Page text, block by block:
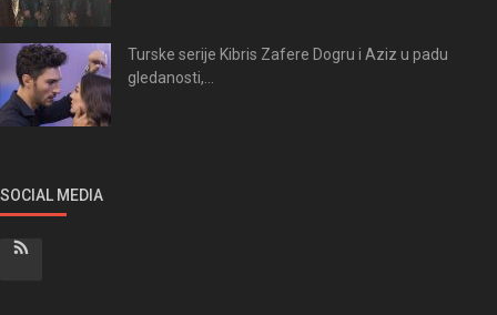
Turske serije Kibris Zafere Dogru i Aziz u padu
gledanosti,...
SOCIAL MEDIA